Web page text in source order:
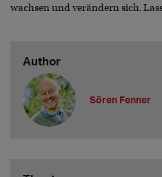
wachsen und verändern sich.
Author
Sören Fenner